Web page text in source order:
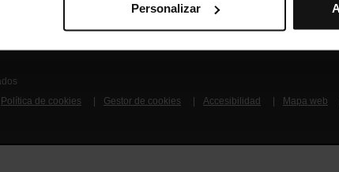
para el funcionamiento de la web y, por
en el menú de la parte inferior de la web.
Personalizar
Política de cookies Gestor de cookies Accesibilidad Mapa web